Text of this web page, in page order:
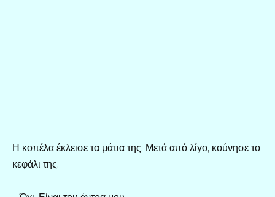
Η κοπέλα έκλεισε τα μάτια της. Μετά από λίγο, κούνησε το
κεφάλι της.